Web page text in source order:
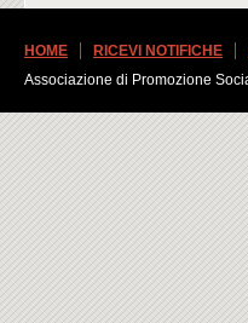
HOME RICEVI NOTIFICHE
Associazione di Promozione